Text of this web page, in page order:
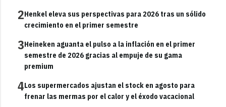
2Henkel eleva sus perspectivas para 2026 tras un sólido
crecimiento en el primer semestre
3Heineken aguanta el pulso a la inflación en el primer
semestre de 2026 gracias al empuje de su gama
premium
4Los supermercados ajustan el stock en agosto para
frenar las mermas por el calor y el éxodo vacacional